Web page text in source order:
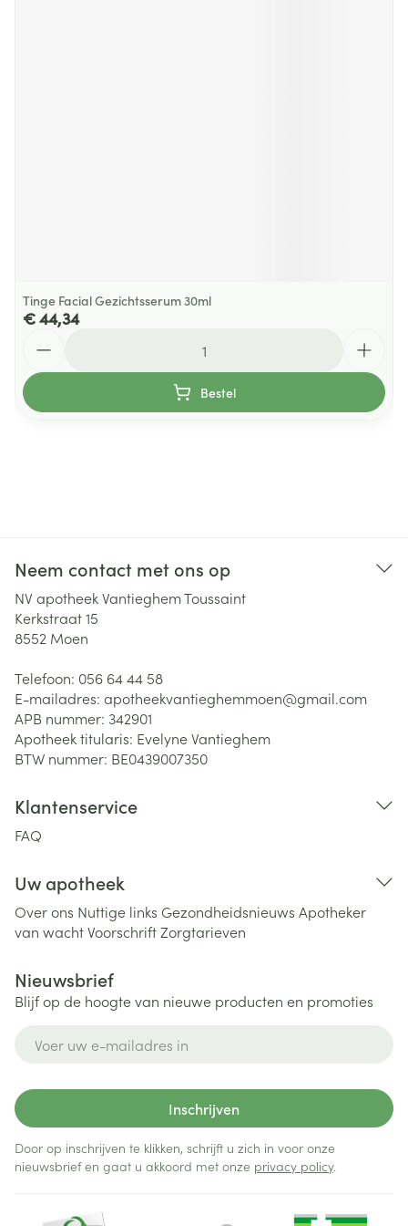
Tinge Facial Gezichtsserum 30ml
€ 44,34
Bestel
Neem contact met ons op
NV apotheek Vantieghem Toussaint
Kerkstraat 15
8552 Moen
Telefoon: 056 64 44 58
E-mailadres: apotheekvantieghemmoen@gmail.com
APB nummer: 342901
Apotheek titularis: Evelyne Vantieghem
BTW nummer: BE0439007350
Klantenservice
FAQ
Uw apotheek
Over ons Nuttige links Gezondheidsnieuws Apotheker
van wachtVoorschriftZorgtarieven
Nieuwsbrief
Blijf op de hoogte van nieuwe producten en promoties
Inschrijven
Door op inschrijven te klikken, schrijft u zich in voor onze
nieuwsbrief en gaat u akkoord met onze privacy policy.